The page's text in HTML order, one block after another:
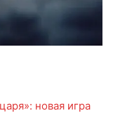
новая игра